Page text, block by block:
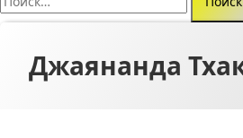
Джаянанда